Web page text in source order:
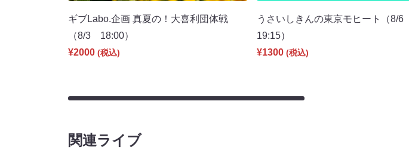
ギブLabo.企画 真夏の！大喜利団体戦
（8/3 18:00）
¥2000 (税込)
うさいしきんの東京モヒート（8/6
19:15）
¥1300 (税込)
関連ライブ